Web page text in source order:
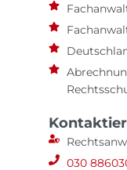
030